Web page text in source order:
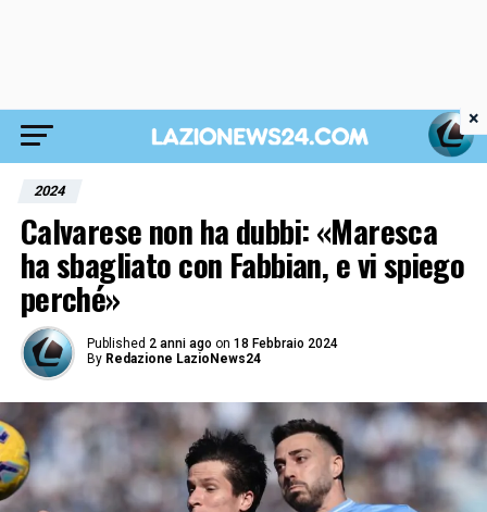
2024
Calvarese non ha dubbi: «Maresca
ha sbagliato con Fabbian, e vi spiego
perché»
Published 2 anni ago on 18 Febbraio 2024
By Redazione LazioNews24
×